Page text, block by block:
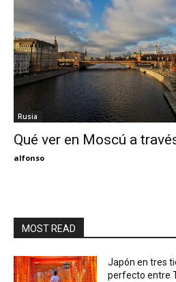
Rusia
Qué ver en Moscú a
alfonso
MOST READ
Japón en tres
perfecto entre